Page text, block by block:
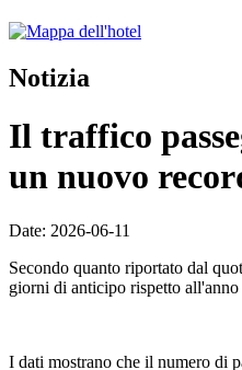
Notizia
Il traffico
un nuovo
Date: 2026-06-11
Secondo quanto riportato dal
giorni di anticipo rispetto
I dati mostrano che il numero di